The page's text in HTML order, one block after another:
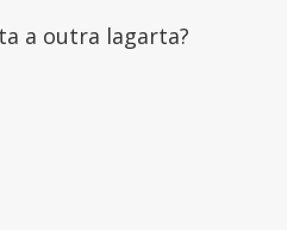
a outra lagarta?